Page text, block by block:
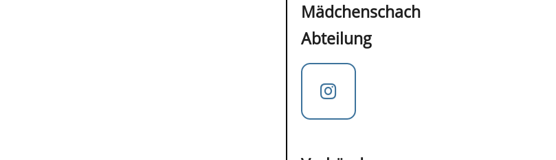
Mädchenschach
Abteilung